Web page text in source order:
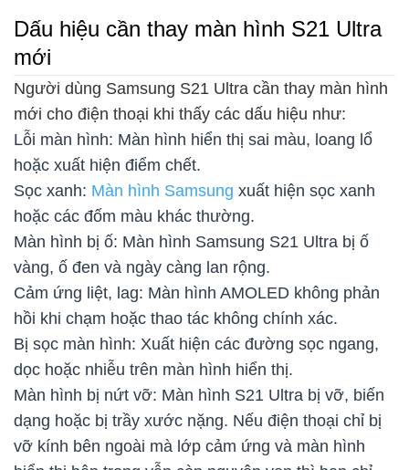
Dấu hiệu cần thay màn hình S21 Ultra
mới
Người dùng Samsung S21 Ultra cần thay màn hình
mới cho điện thoại khi thấy các dấu hiệu như:
Lỗi màn hình: Màn hình hiển thị sai màu, loang lổ
hoặc xuất hiện điểm chết.
Sọc xanh: Màn hình Samsung xuất hiện sọc xanh
hoặc các đốm màu khác thường.
Màn hình bị ố: Màn hình Samsung S21 Ultra bị ố
vàng, ố đen và ngày càng lan rộng.
Cảm ứng liệt, lag: Màn hình AMOLED không phản
hồi khi chạm hoặc thao tác không chính xác.
Bị sọc màn hình: Xuất hiện các đường sọc ngang,
dọc hoặc nhiễu trên màn hình hiển thị.
Màn hình bị nứt vỡ: Màn hình S21 Ultra bị vỡ, biến
dạng hoặc bị trầy xước nặng. Nếu điện thoại chỉ bị
vỡ kính bên ngoài mà lớp cảm ứng và màn hình